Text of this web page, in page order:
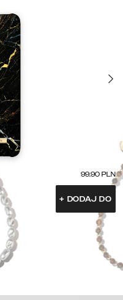
99.90 PLN
+ DODAJ DO